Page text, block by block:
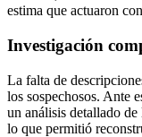
estima que actuaron
Investigación
La falta de
los sospechosos. Ante
un análisis detallado de
lo que permitió